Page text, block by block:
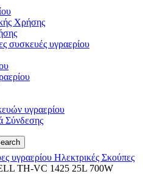
Χρήσης
συσκευές υγραερίου
υγραερίου
Σύνδεσης
υγραερίου Ηλεκτρικές Σκούπες
TH-VC 1425 25L 700W